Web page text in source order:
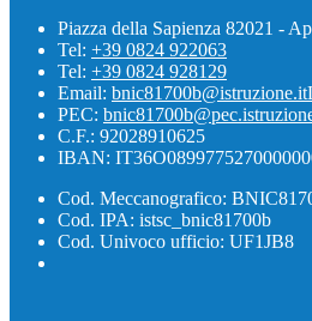
Piazza della Sapienza 82021 -
Tel: +39 0824 922063
Tel: +39 0824 928129
Email: bnic81700b@istruzione.it
PEC:
C.F.: 92028910625
IBAN:
Cod. Meccanografico:
Cod. IPA: istsc_bnic81700b
Cod. Univoco ufficio: UF1JB8